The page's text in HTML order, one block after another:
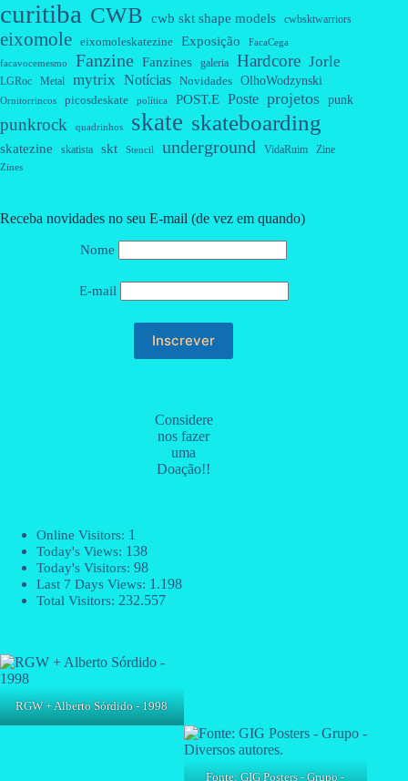
curitiba CWB cwb skt shape models cwbsktwarriors
eixomole eixomoleskatezine Exposição FacaCega
facavocemesmo Fanzine Fanzines galeria Hardcore Jorle
LGRoc Metal mytrix Notícias Novidades OlhoWodzynski
Ornitorrincos picosdeskate política POST.E Poste projetos punk
punkrock quadrinhos skate skateboarding
skatezine skatista skt Stencil underground VidaRuim Zine
Zines
Receba novidades no seu E-mail (de vez em quando)
Nome
E-mail
Considere
nos fazer
uma
Doação!!
Online Visitors: 1
Today's Views: 138
Today's Visitors: 98
Last 7 Days Views: 1.198
Total Visitors: 232.557
RGW + Alberto Sórdido - 1998
Fonte: GIG Posters - Grupo -